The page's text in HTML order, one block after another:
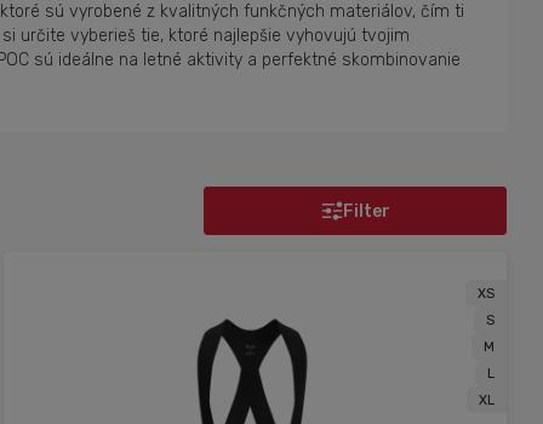
sú vyrobené z kvalitných funkčných materiálov, čím ti
určite vyberieš tie, ktoré najlepšie vyhovujú tvojim
sú ideálne na letné aktivity a perfektné skombinovanie
Filter
XS
S
M
L
XL